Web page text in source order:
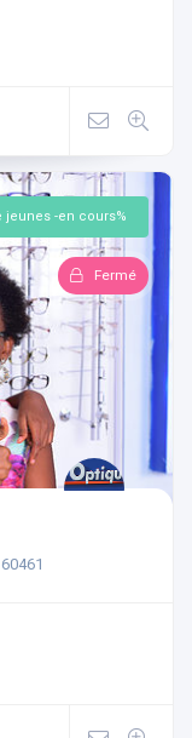
jeunes -en cours%
Fermé